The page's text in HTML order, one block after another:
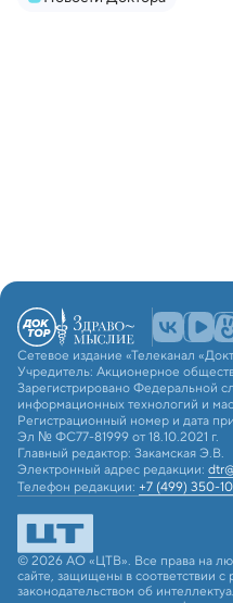
Сетевое издание «Телеканал
Учредитель: Акционерное
Зарегистрировано Федеральной
информационных технологий и
Регистрационный номер и дата
Эл № ФС77-81999 от 18.10.2021 г.
Главный редактор: Закамская Э.В.
Электронный адрес редакции:
Телефон редакции: +7 (499) 350-
© 2026 АО «ЦТВ». Все права на
сайте, защищены в соответствии
законодательством об